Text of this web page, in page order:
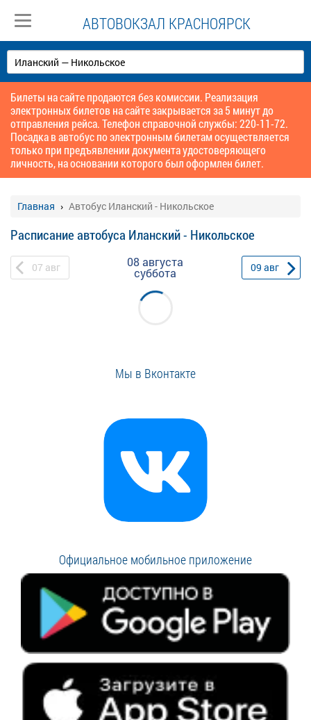
АВТОВОКЗАЛ КРАСНОЯРСК
Билеты на сайте продаются без комиссии. Реализация
электронных билетов на сайте закрывается за 5 минут до
отправления рейса. Телефон справочной службы: 220-11-72.
Посадка в автобус по электронным билетам осуществляется
только при предъявлении документа удостоверяющего
личность, на основании которого был оформлен билет.
Главная Автобус Иланский - Никольское
Расписание автобуса Иланский - Никольское
07 авг 08 августа
суббота 09 авг
Мы в Вконтакте
Официальное мобильное приложение